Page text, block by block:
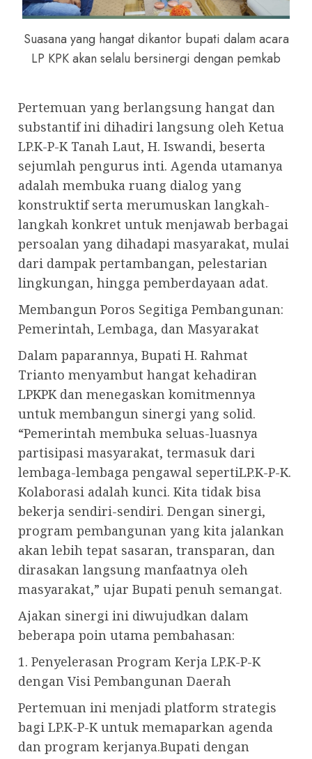
Suasana yang hangat dikantor bupati dalam acara
LP KPK akan selalu bersinergi dengan pemkab
Pertemuan yang berlangsung hangat dan
substantif ini dihadiri langsung oleh Ketua
LP.K-P-K Tanah Laut, H. Iswandi, beserta
sejumlah pengurus inti. Agenda utamanya
adalah membuka ruang dialog yang
konstruktif serta merumuskan langkah-
langkah konkret untuk menjawab berbagai
persoalan yang dihadapi masyarakat, mulai
dari dampak pertambangan, pelestarian
lingkungan, hingga pemberdayaan adat.
Membangun Poros Segitiga Pembangunan:
Pemerintah, Lembaga, dan Masyarakat
Dalam paparannya, Bupati H. Rahmat
Trianto menyambut hangat kehadiran
LPKPK dan menegaskan komitmennya
untuk membangun sinergi yang solid.
“Pemerintah membuka seluas-luasnya
partisipasi masyarakat, termasuk dari
lembaga-lembaga pengawal sepertiLP.K-P-K.
Kolaborasi adalah kunci. Kita tidak bisa
bekerja sendiri-sendiri. Dengan sinergi,
program pembangunan yang kita jalankan
akan lebih tepat sasaran, transparan, dan
dirasakan langsung manfaatnya oleh
masyarakat,” ujar Bupati penuh semangat.
Ajakan sinergi ini diwujudkan dalam
beberapa poin utama pembahasan:
1. Penyelerasan Program Kerja LP.K-P-K
dengan Visi Pembangunan Daerah
Pertemuan ini menjadi platform strategis
bagi LP.K-P-K untuk memaparkan agenda
dan program kerjanya.Bupati dengan